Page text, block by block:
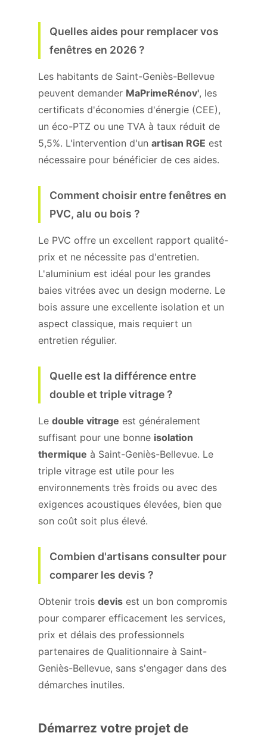
Quelles aides pour remplacer vos
fenêtres en 2026 ?
Les habitants de Saint-Geniès-Bellevue
peuvent demander MaPrimeRénov', les
certificats d'économies d'énergie (CEE),
un éco-PTZ ou une TVA à taux réduit de
5,5%. L'intervention d'un artisan RGE est
nécessaire pour bénéficier de ces aides.
Comment choisir entre fenêtres en
PVC, alu ou bois ?
Le PVC offre un excellent rapport qualité-
prix et ne nécessite pas d'entretien.
L'aluminium est idéal pour les grandes
baies vitrées avec un design moderne. Le
bois assure une excellente isolation et un
aspect classique, mais requiert un
entretien régulier.
Quelle est la différence entre
double et triple vitrage ?
Le double vitrage est généralement
suffisant pour une bonne isolation
thermique à Saint-Geniès-Bellevue. Le
triple vitrage est utile pour les
environnements très froids ou avec des
exigences acoustiques élevées, bien que
son coût soit plus élevé.
Combien d'artisans consulter pour
comparer les devis ?
Obtenir trois devis est un bon compromis
pour comparer efficacement les services,
prix et délais des professionnels
partenaires de Qualitionnaire à Saint-
Geniès-Bellevue, sans s'engager dans des
démarches inutiles.
Démarrez votre projet de